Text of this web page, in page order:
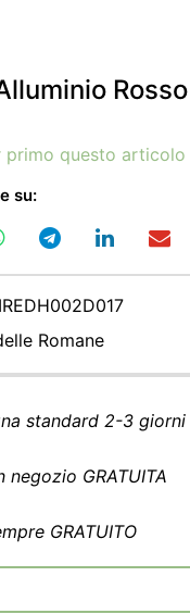
primo questo articolo
su:
Romane
standard 2-3 giorni
negozio GRATUITA
GRATUITO